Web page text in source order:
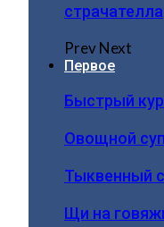
страчателла
PrevNext
Первое
Быстрый
Овощной
Тыквенный
Щи на